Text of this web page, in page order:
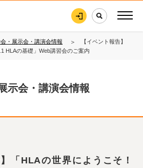
・展示会・講演会情報
【イベント報告】
HLAの基礎」Web講習会のご案内
示会・講演会情報
「HLAの世界にようこそ！